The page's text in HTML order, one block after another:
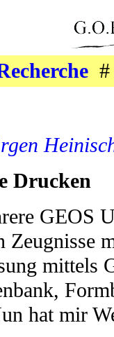
Drucken
GEOS
Zeugnisse
mittels
hat mir